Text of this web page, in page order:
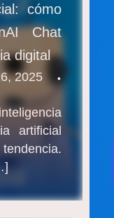
cómo
Chat
digital
2025 •
artificial